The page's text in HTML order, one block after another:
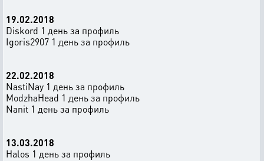
19.02.2018
Diskord 1 день за профиль
Igoris2907 1 день за профиль
22.02.2018
NastiNay 1 день за профиль
ModzhaHead 1 день за профиль
Nanit 1 день за профиль
13.03.2018
Halos 1 день за профиль